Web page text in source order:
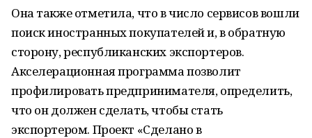
Она также отметила, что в число сервисов вошли
поиск иностранных покупателей и, в обратную
сторону, республиканских экспортеров.
Акселерационная программа позволит
профилировать предпринимателя, определить,
что он должен сделать, чтобы стать
экспортером. Проект «Сделано в